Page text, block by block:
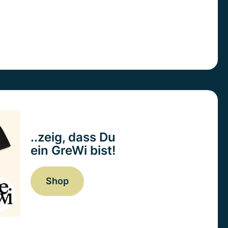
..zeig, dass Du
ein GreWi bist!
Shop